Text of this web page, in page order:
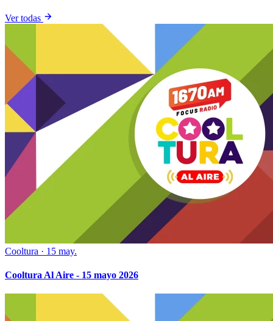
Ver todas
Cooltura · 15 may.
Cooltura Al Aire - 15 mayo 2026